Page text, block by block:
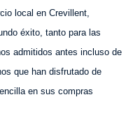
local en Crevillent,
éxito, tanto para las
admitidos antes incluso de
que han disfrutado de
en sus compras